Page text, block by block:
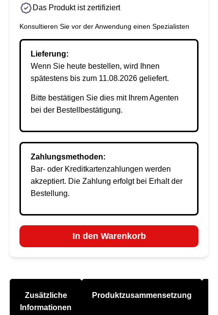
Das Produkt ist zertifiziert
Konsultieren Sie vor der Anwendung einen Spezialisten
Lieferung:
Wenn Sie heute bestellen, wird Ihnen
spätestens bis zum 11.08.2026 geliefert.
Bitte bestätigen Sie dies mit Ihrem Agenten
bei der Bestellbestätigung.
Zahlungsmethoden:
Bar- oder Kreditkartenzahlungen werden
akzeptiert. Die Zahlung erfolgt bei Erhalt der
Bestellung.
In den Warenkorb
Zusätzliche
Informationen
Produktzusammensetzung